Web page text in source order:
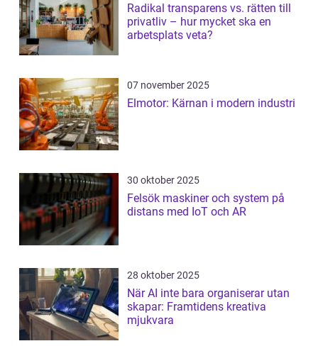
Radikal transparens vs. rätten till
privatliv – hur mycket ska en
arbetsplats veta?
07 november 2025
Elmotor: Kärnan i modern industri
30 oktober 2025
Felsök maskiner och system på
distans med IoT och AR
28 oktober 2025
När AI inte bara organiserar utan
skapar: Framtidens kreativa
mjukvara